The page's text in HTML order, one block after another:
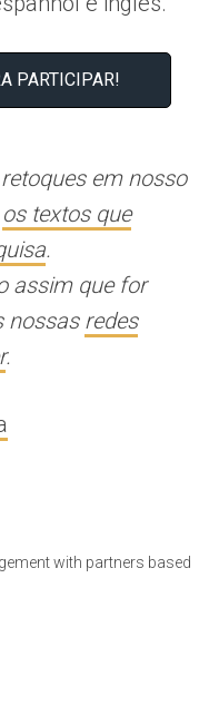
PARTICIPAR!
em nosso
os textos que
.
assim que for
nossas redes
.
with partners based